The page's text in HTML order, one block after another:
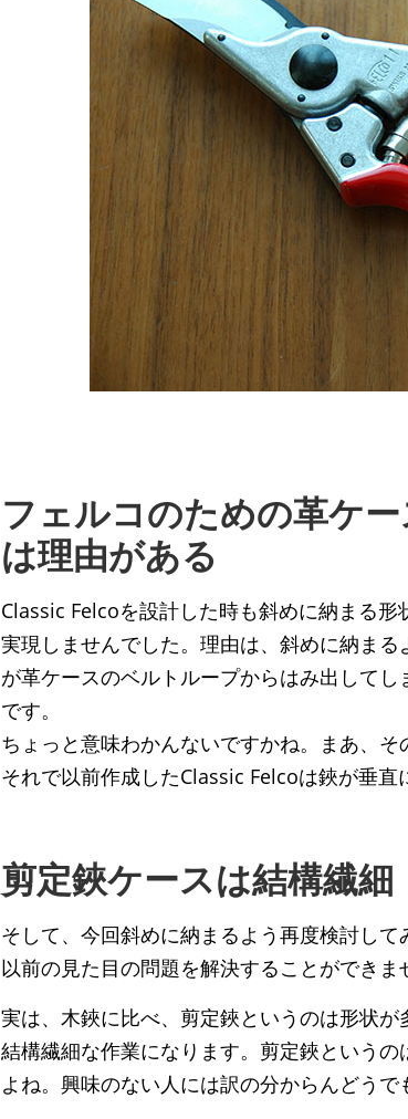
フェルコのための革ケ
は理由がある
Classic Felcoを設計した時も斜めに納まる
実現しませんでした。理由は、斜めに納ま
が革ケースのベルトループからはみ出して
です。
ちょっと意味わかんないですかね。まあ、そ
それで以前作成したClassic Felcoは鋏が垂直
剪定鋏ケースは結構繊細
そして、今回斜めに納まるよう再度検討して
以前の見た目の問題を解決することができま
実は、木鋏に比べ、剪定鋏というのは形状
結構繊細な作業になります。剪定鋏という
よね。興味のない人には訳の分からんどうで